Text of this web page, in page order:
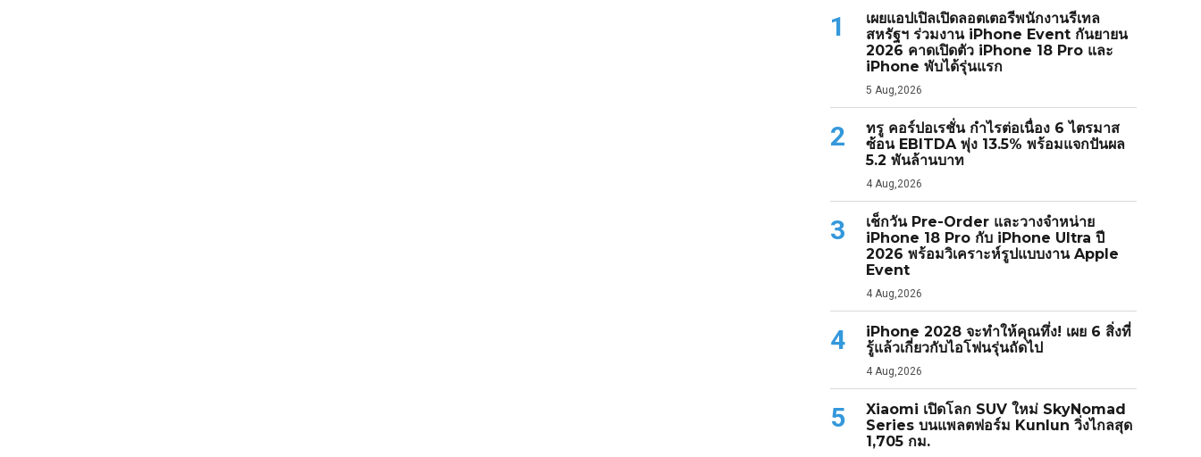
1
เผยแอปเปิลเปิดลอตเตอรีพนักงานรีเทล
สหรัฐฯ ร่วมงาน iPhone Event กันยายน
2026 คาดเปิดตัว iPhone 18 Pro และ
iPhone พับได้รุ่นแรก
5 Aug,2026
2
ทรู คอร์ปอเรชั่น กำไรต่อเนื่อง 6 ไตรมาส
ซ้อน EBITDA พุ่ง 13.5% พร้อมแจกปันผล
5.2 พันล้านบาท
4 Aug,2026
3
เช็กวัน Pre-Order และวางจำหน่าย
iPhone 18 Pro กับ iPhone Ultra ปี
2026 พร้อมวิเคราะห์รูปแบบงาน Apple
Event
4 Aug,2026
4
iPhone 2028 จะทำให้คุณทึ่ง! เผย 6 สิ่งที่
รู้แล้วเกี่ยวกับไอโฟนรุ่นถัดไป
4 Aug,2026
5
Xiaomi เปิดโลก SUV ใหม่ SkyNomad
Series บนแพลตฟอร์ม Kunlun วิ่งไกลสุด
1,705 กม.